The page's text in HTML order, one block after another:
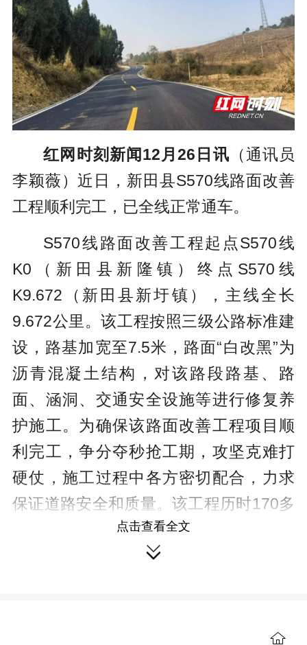
红网时刻新闻12月26日讯 （通讯员
李颖薇）近日，新田县S570线路面改善
工程顺利完工，已全线正常通车。
S570线路面改善工程起点S570线
K0（新田县新隆镇）终点S570线
K9.672（新田县新圩镇），主线全长
9.672公里。该工程按照三级公路标准建
设，路基加宽至7.5米，路面“白改黑”为
沥青混凝土结构，对该路段路基、路
面、涵洞、交通安全设施等进行修复养
护施工。为确保该路面改善工程项目顺
利完工，争分夺秒抢工期，攻坚克难打
硬仗，施工过程中各方密切配合，力求
保证道路安全和质量。该工程历时170多
天，总投资1920.75万元。
点击查看全文
